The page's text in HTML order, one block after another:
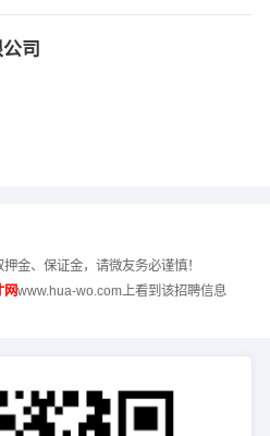
司
金、保证金，请微友务必谨慎！
网www.hua-wo.com上看到该招聘信息